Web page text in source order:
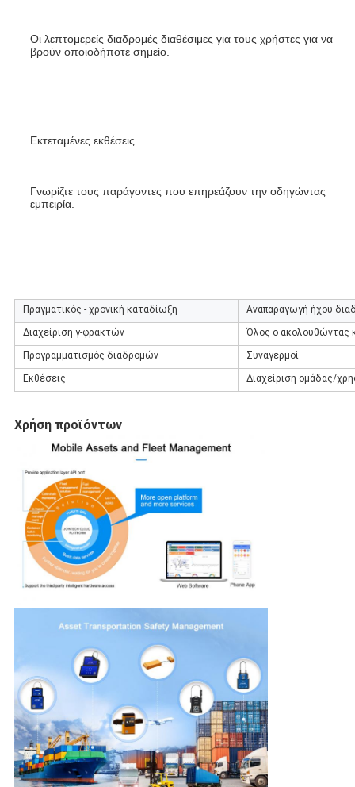
Οι λεπτομερείς διαδρομές διαθέσιμες για τους χρήστες για να
βρούν οποιοδήποτε σημείο.
Εκτεταμένες εκθέσεις
Γνωρίζτε τους παράγοντες που επηρεάζουν την οδηγώντας
εμπειρία.
Πραγματικός - χρονική καταδίωξη Αναπαραγωγή ήχου
Διαχείριση γ-φρακτών Όλος ο ακολουθώντας
Προγραμματισμός διαδρομών Συναγερμοί
Εκθέσεις Διαχείριση ομάδας/
Χρήση προϊόντων